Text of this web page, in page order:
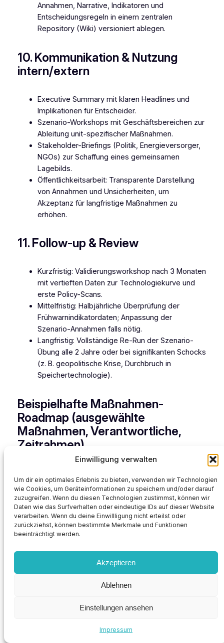
Einwilligung verwalten
Um dir ein optimales Erlebnis zu bieten, verwenden wir Technologien
wie Cookies, um Geräteinformationen zu speichern und/oder darauf
zuzugreifen. Wenn du diesen Technologien zustimmst, können wir
Daten wie das Surfverhalten oder eindeutige IDs auf dieser Website
verarbeiten. Wenn du deine Einwillligung nicht erteilst oder
zurückziehst, können bestimmte Merkmale und Funktionen
beeinträchtigt werden.
Akzeptieren
Ablehnen
Einstellungen ansehen
Impressum
Annahmen, Narrative, Indikatoren und
Entscheidungsregeln in einem zentralen
Repository (Wiki) versioniert ablegen.
10. Kommunikation & Nutzung
intern/extern
Executive Summary mit klaren Headlines und
Implikationen für Entscheider.
Szenario-Workshops mit Geschäftsbereichen zur
Ableitung unit-spezifischer Maßnahmen.
Stakeholder-Briefings (Politik, Energieversorger,
NGOs) zur Schaffung eines gemeinsamen
Lagebilds.
Öffentlichkeitsarbeit: Transparente Darstellung
von Annahmen und Unsicherheiten, um
Akzeptanz für langfristige Maßnahmen zu
erhöhen.
11. Follow-up & Review
Kurzfristig: Validierungsworkshop nach 3 Monaten
mit vertieften Daten zur Technologiekurve und
erste Policy-Scans.
Mittelfristig: Halbjährliche Überprüfung der
Frühwarnindikatordaten; Anpassung der
Szenario-Annahmen falls nötig.
Langfristig: Vollständige Re-Run der Szenario-
Übung alle 2 Jahre oder bei signifikanten Schocks
(z. B. geopolitische Krise, Durchbruch in
Speichertechnologie).
Beispielhafte Maßnahmen-
Roadmap (ausgewählte
Maßnahmen, Verantwortliche,
Zeitrahmen)
1: Korridordefinition) — Owner:
Netzbetreiber/Regierung — Frist: 18 Monate
(Szenario 1 priorisieren).
Maßnahme B: Aufbau modulare
Speicherförderung & Demonstrationsprogramme
Monate (alle Szenarien nützlich).
Maßnahme C: Crisis Reserve Contracts für
kurzfristige Versorgungssicherheit — Owner:
Energieagentur — Frist: 6 Monate (Szenario 2-
Maßnahme D: Marktdesign-Review
Regulierungsbehörde — Frist: 9–12 Monate